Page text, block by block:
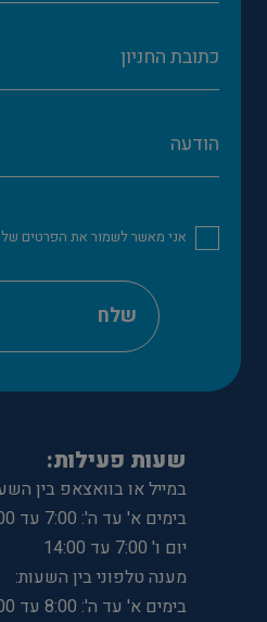
אני מאשר לשמור את הפרטים שלי
שלח
שעות פעילות:
במייל או בוואצאפ בין
בימים א' עד ה': 7:00 עד 19:00
יום ו' 7:00 עד 14:00
מענה טלפוני בין השעות:
בימים א' עד ה': 8:00 עד 17:00